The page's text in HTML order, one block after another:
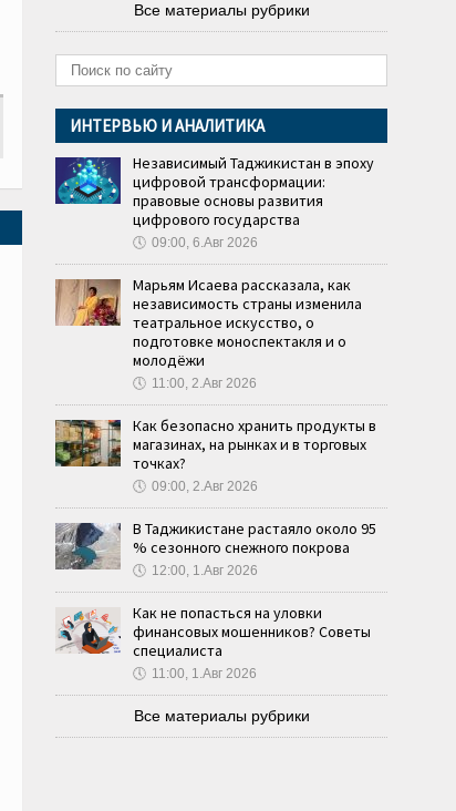
Все материалы рубрики
ИНТЕРВЬЮ И АНАЛИТИКА
Независимый Таджикистан в эпоху
цифровой трансформации:
правовые основы развития
цифрового государства
🕔 09:00, 6.Авг 2026
Марьям Исаева рассказала, как
независимость страны изменила
театральное искусство, о
подготовке моноспектакля и о
молодёжи
🕔 11:00, 2.Авг 2026
Как безопасно хранить продукты в
магазинах, на рынках и в торговых
точках?
🕔 09:00, 2.Авг 2026
В Таджикистане растаяло около 95
% сезонного снежного покрова
🕔 12:00, 1.Авг 2026
Как не попасться на уловки
финансовых мошенников? Советы
специалиста
🕔 11:00, 1.Авг 2026
Все материалы рубрики